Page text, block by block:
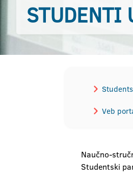
STUDENTI
Veb
Naučno-
Studentski